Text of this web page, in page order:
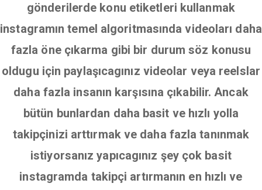
gönderilerde konu etiketleri kullanmak
instagramın temel algoritmasında videoları daha
fazla öne çıkarma gibi bir durum söz konusu
oldugu için paylaşıcagınız videolar veya reelslar
daha fazla insanın karşısına çıkabilir. Ancak
bütün bunlardan daha basit ve hızlı yolla
takipçinizi arttırmak ve daha fazla tanınmak
istiyorsanız yapıcagınız şey çok basit
instagramda takipçi artırmanın en hızlı ve